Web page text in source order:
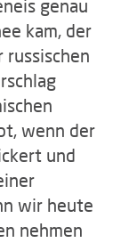
genau
kam, der
russischen
wenn der
und
wir heute
nehmen